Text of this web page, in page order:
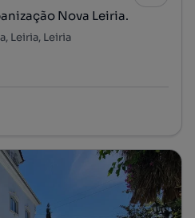
Nova Leiria.
Leiria, Leiria